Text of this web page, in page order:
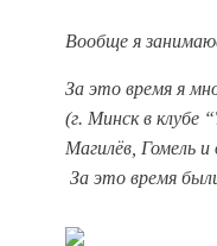
Вообще я
За это время я
(г. Минск в клубе
Магилёв, Гомель и
За это время